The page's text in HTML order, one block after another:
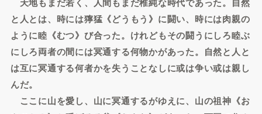
と人とは、時には獰猛《どうもう》に闘い、時には肉親の
ように睦《むつ》び合った。けれどもその闘うにしろ睦ぶ
にしろ両者の間には冥通する何物かがあった。自然と人と
は互に冥通する何者かを失うことなしに或は争い或は親し
んだ。
ここに山を愛し、山に冥通するがゆえに、山の祖神《お